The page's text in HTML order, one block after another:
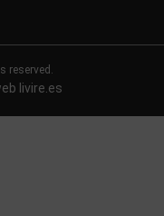
reserved.
livire.es